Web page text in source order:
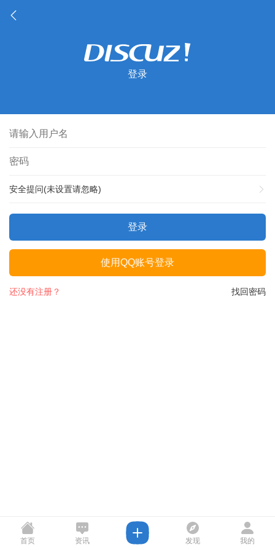
登录
安全提问(未设置请忽略)
登录
使用QQ账号登录
找回密码
还没有注册？
首页 资讯 发现 我的